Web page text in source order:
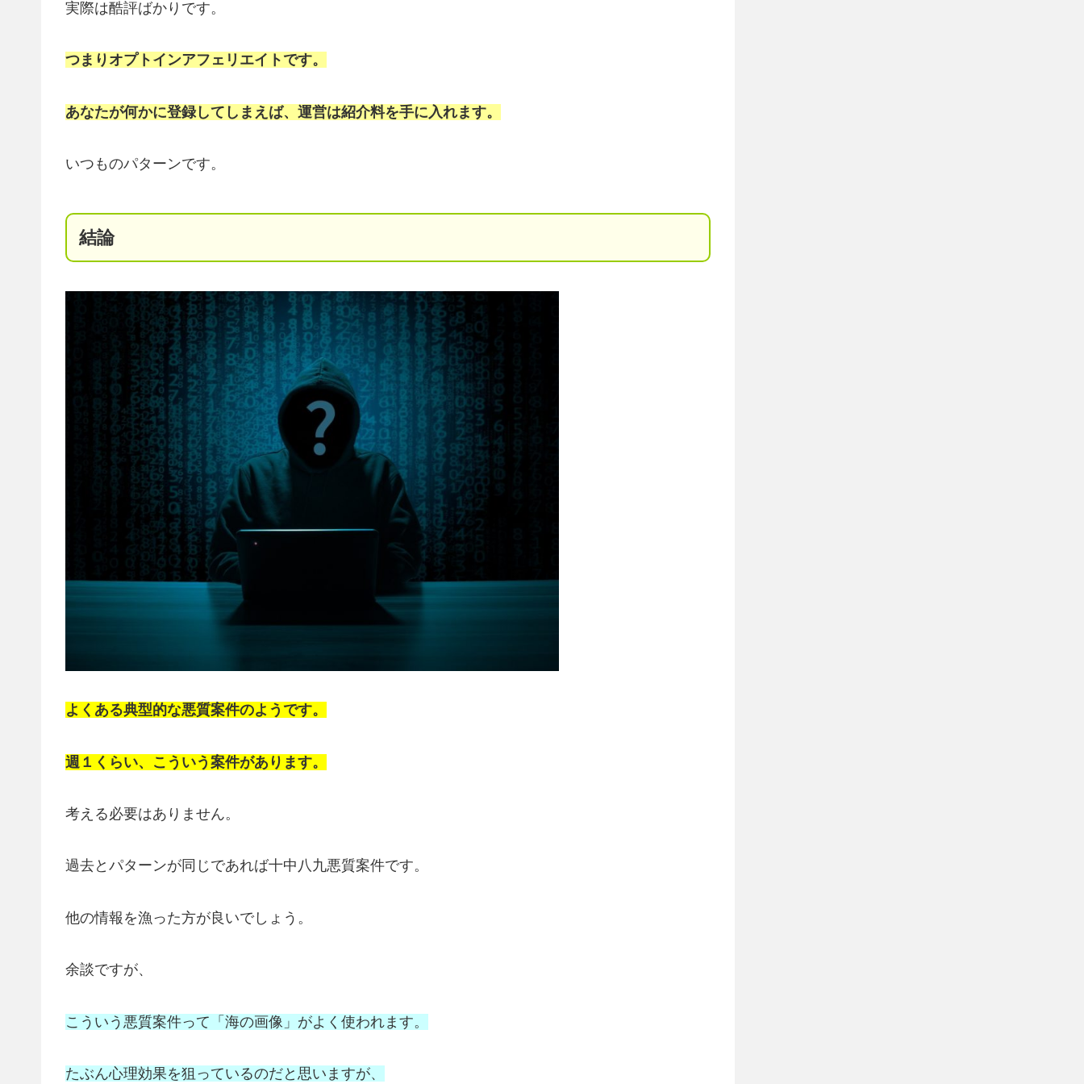
実際は酷評ばかりです。
つまりオプトインアフェリエイトです。
あなたが何かに登録してしまえば、運営は紹介料を手に入れます。
いつものパターンです。
結論
よくある典型的な悪質案件のようです。
週１くらい、こういう案件があります。
考える必要はありません。
過去とパターンが同じであれば十中八九悪質案件です。
他の情報を漁った方が良いでしょう。
余談ですが、
こういう悪質案件って「海の画像」がよく使われます。
たぶん心理効果を狙っているのだと思いますが、